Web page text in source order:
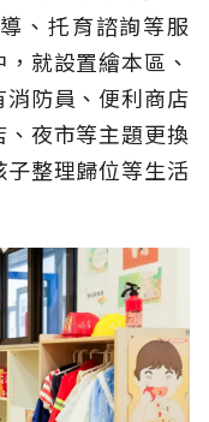
、托育諮詢等服
就設置繪本區、
防員、便利商店
夜市等主題更換
整理歸位等生活